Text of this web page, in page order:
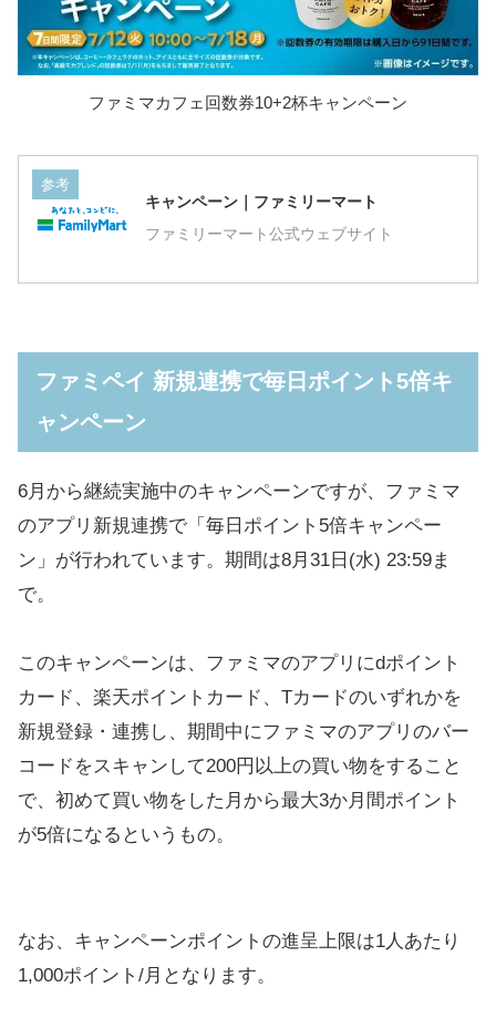
ファミマカフェ回数券10+2杯キャンペーン
参考
キャンペーン｜ファミリーマート
ファミリーマート公式ウェブサイト
ファミペイ 新規連携で毎日ポイント5倍キ
ャンペーン
6月から継続実施中のキャンペーンですが、ファミマ
のアプリ新規連携で「毎日ポイント5倍キャンペー
ン」が行われています。期間は8月31日(水) 23:59ま
で。
このキャンペーンは、ファミマのアプリにdポイント
カード、楽天ポイントカード、Tカードのいずれかを
新規登録・連携し、期間中にファミマのアプリのバー
コードをスキャンして200円以上の買い物をすること
で、初めて買い物をした月から最大3か月間ポイント
が5倍になるというもの。
なお、キャンペーンポイントの進呈上限は1人あたり
1,000ポイント/月となります。